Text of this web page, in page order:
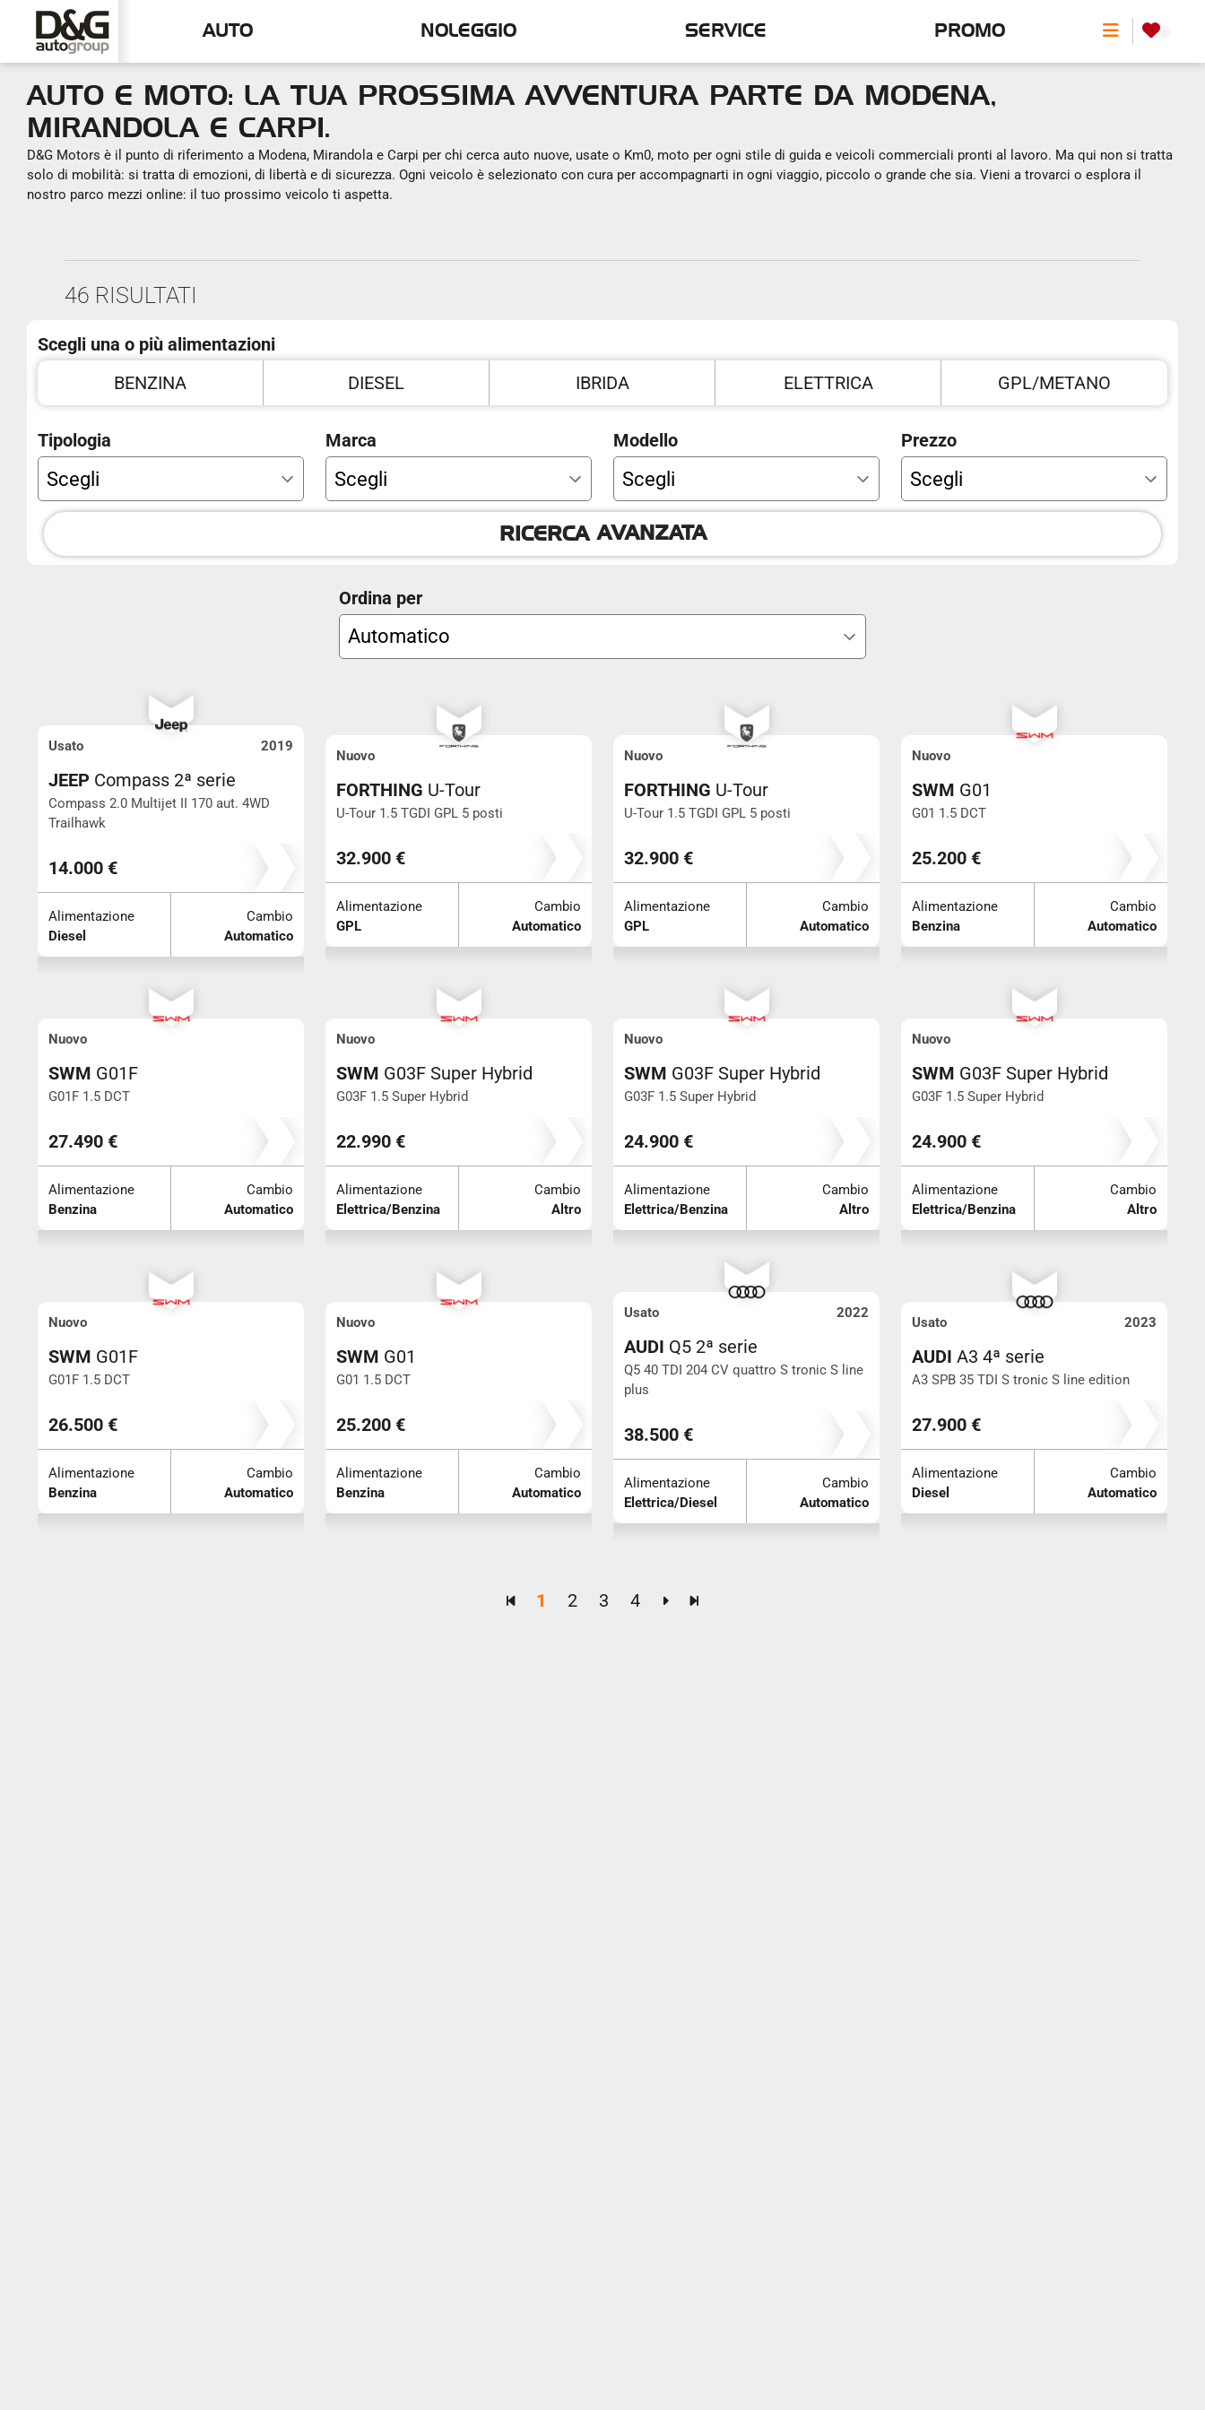
AUTO NOLEGGIO SERVICE PROMO
AUTO E MOTO: LA TUA PROSSIMA AVVENTURA PARTE DA MODENA,
MIRANDOLA E CARPI.
D&G Motors è il punto di riferimento a Modena, Mirandola e Carpi per chi cerca auto nuove, usate o Km0, moto per ogni stile di guida e veicoli commerciali pronti al lavoro. Ma qui non si tratta
solo di mobilità: si tratta di emozioni, di libertà e di sicurezza. Ogni veicolo è selezionato con cura per accompagnarti in ogni viaggio, piccolo o grande che sia. Vieni a trovarci o esplora il
nostro parco mezzi online: il tuo prossimo veicolo ti aspetta.
46 RISULTATI
Scegli una o più alimentazioni
BENZINA
DIESEL IBRIDA ELETTRICA GPL/METANO
Tipologia Marca Modello Prezzo
Km Cambio Colore
+ di 5 posti
RICERCAAVANZATA
Ordina per
Usato 2019
JEEP Compass 2ª serie
Compass 2.0 Multijet II 170 aut. 4WD
Trailhawk
14.000 €
Alimentazione
Diesel
Cambio
Automatico
Nuovo
FORTHING U-Tour
U-Tour 1.5 TGDI GPL 5 posti
32.900 €
Alimentazione
GPL
Cambio
Automatico
Nuovo
FORTHING U-Tour
U-Tour 1.5 TGDI GPL 5 posti
32.900 €
Alimentazione
GPL
Cambio
Automatico
Nuovo
SWM G01
G01 1.5 DCT
25.200 €
Alimentazione
Benzina
Cambio
Automatico
Nuovo
SWM G01F
G01F 1.5 DCT
27.490 €
Alimentazione
Benzina
Cambio
Automatico
Nuovo
SWM G03F Super Hybrid
G03F 1.5 Super Hybrid
22.990 €
Alimentazione
Elettrica/Benzina
Cambio
Altro
Nuovo
SWM G03F Super Hybrid
G03F 1.5 Super Hybrid
24.900 €
Alimentazione
Elettrica/Benzina
Cambio
Altro
Nuovo
SWM G03F Super Hybrid
G03F 1.5 Super Hybrid
24.900 €
Alimentazione
Elettrica/Benzina
Cambio
Altro
Nuovo
SWM G01F
G01F 1.5 DCT
26.500 €
Alimentazione
Benzina
Cambio
Automatico
Nuovo
SWM G01
G01 1.5 DCT
25.200 €
Alimentazione
Benzina
Cambio
Automatico
Usato 2022
AUDI Q5 2ª serie
Q5 40 TDI 204 CV quattro S tronic S line
plus
38.500 €
Alimentazione
Elettrica/Diesel
Cambio
Automatico
Usato 2023
AUDI A3 4ª serie
A3 SPB 35 TDI S tronic S line edition
Km 69.380
27.900 €
Alimentazione
Diesel
Cambio
Automatico
1 2 3 4